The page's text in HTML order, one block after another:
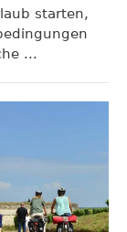
starten,
...